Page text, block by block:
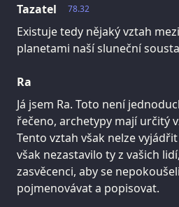
78.32
Tazatel
Existuje tedy nějaký vztah
planetami naší sluneční
Ra
Já jsem Ra. Toto není
řečeno, archetypy mají určitý
Tento vztah však nelze
však nezastavilo ty z vašich
zasvěcenci, aby se
pojmenovávat a popisovat.